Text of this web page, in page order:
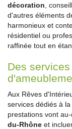
décoration ,
d'autres éléments
harmonieux et
résidentiel ou
raffinée tout en
Des
Aux Rêves
services dédiés à
prestations vont
du-Rhône et